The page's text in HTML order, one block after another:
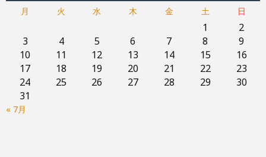
月
火 水 木 金 土 日
1
2
3
4 5 6 7 8
9
10
11 12 13 14 15
16
17
18 19 20 21 22
23
24
25 26 27 28 29
30
31
« 7月